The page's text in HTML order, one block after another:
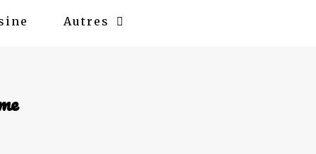
Autres